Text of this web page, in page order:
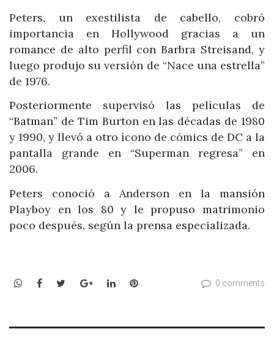
Peters, un exestilista de cabello, cobró
importancia en Hollywood gracias a un
romance de alto perfil con Barbra Streisand, y
luego produjo su versión de “Nace una estrella”
de 1976.
Posteriormente supervisó las películas de
“Batman” de Tim Burton en las décadas de 1980
y 1990, y llevó a otro ícono de cómics de DC a la
pantalla grande en “Superman regresa” en
2006.
Peters conoció a Anderson en la mansión
Playboy en los 80 y le propuso matrimonio
poco después, según la prensa especializada.
WhatsApp
Facebook
TwitterGoogle+LinkedInPinterest 0 comments